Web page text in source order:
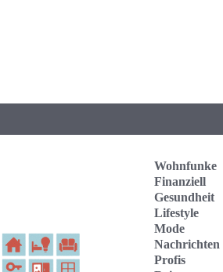
Wohnfunke
Finanziell
Gesundheit
Lifestyle
Mode
Nachrichten
Profis